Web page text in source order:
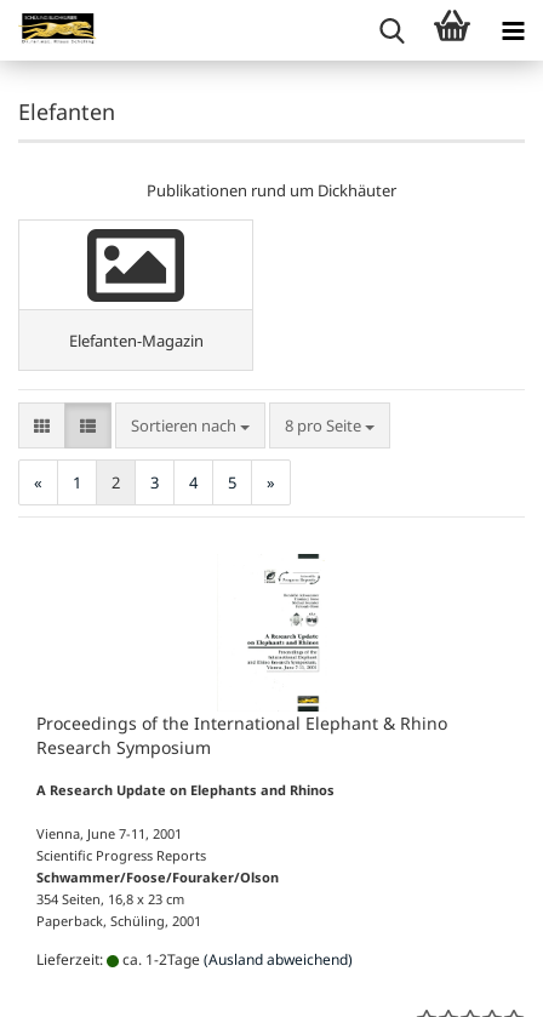
Elefanten
Publikationen rund um Dickhäuter
Elefanten-Magazin
Sortieren nach
Sortieren nach 8 pro Seite
pro Seite
« 1 2 3 4 5 »
Proceedings of the International Elephant & Rhino
Research Symposium
A Research Update on Elephants and Rhinos
Vienna, June 7-11, 2001
Scientific Progress Reports
Schwammer/Foose/Fouraker/Olson
354 Seiten, 16,8 x 23 cm
Paperback, Schüling, 2001
Lieferzeit: ca. 1-2Tage(Ausland abweichend)